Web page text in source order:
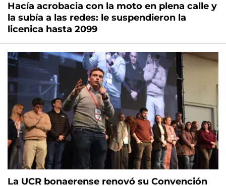
Hacía acrobacia con la moto en plena calle y
la subía a las redes: le suspendieron la
licenica hasta 2099
La UCR bonaerense renovó su Convención